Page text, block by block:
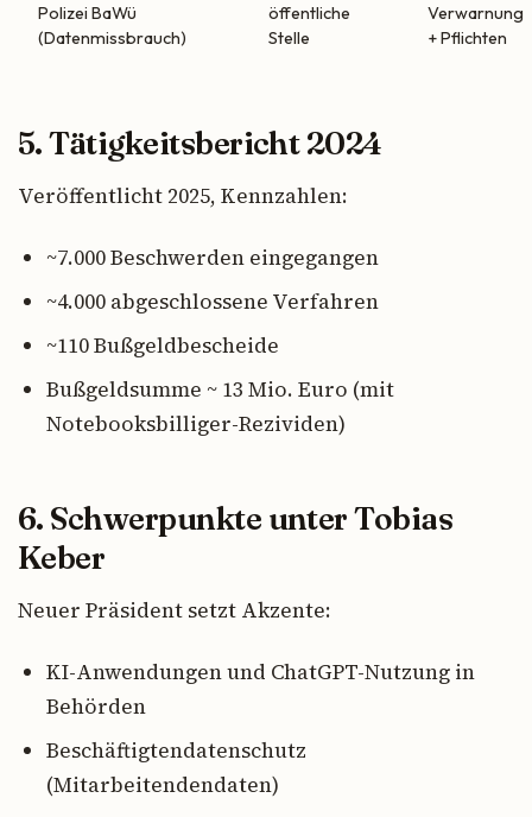
Polizei BaWü
(Datenmissbrauch)
öffentliche
Stelle
Verwarnung
+ Pflichten
5. Tätigkeitsbericht 2024
Veröffentlicht 2025, Kennzahlen:
~7.000 Beschwerden eingegangen
~4.000 abgeschlossene Verfahren
~110 Bußgeldbescheide
Bußgeldsumme ~ 13 Mio. Euro (mit
Notebooksbilliger-Rezividen)
6. Schwerpunkte unter Tobias
Keber
Neuer Präsident setzt Akzente:
KI-Anwendungen und ChatGPT-Nutzung in
Behörden
Beschäftigtendatenschutz
(Mitarbeitendendaten)